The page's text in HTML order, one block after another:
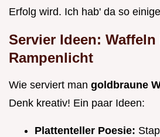
Erfolg wird. Ich hab' da so
Servier Ideen: Waffeln
Rampenlicht
Wie serviert man goldbraune
Denk kreativ! Ein paar Ideen:
Plattenteller Poesie: